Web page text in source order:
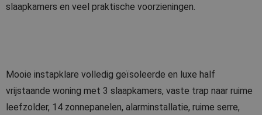
slaapkamers en veel praktische voorzieningen.
Mooie instapklare volledig geïsoleerde en luxe half
vrijstaande woning met 3 slaapkamers, vaste trap naar ruime
leefzolder, 14 zonnepanelen, alarminstallatie, ruime serre,